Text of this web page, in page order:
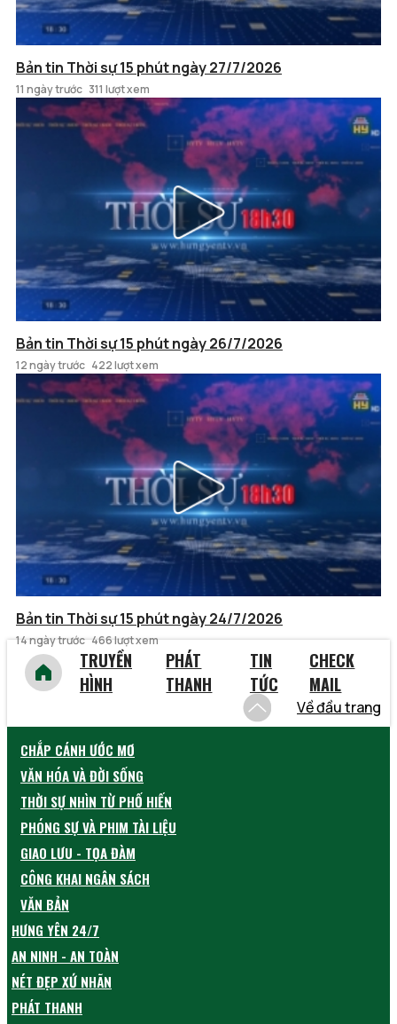
Bản tin Thời sự 15 phút ngày 27/7/2026
11 ngày trước 311 lượt xem
Bản tin Thời sự 15 phút ngày 26/7/2026
12 ngày trước 422 lượt xem
Bản tin Thời sự 15 phút ngày 24/7/2026
14 ngày trước 466 lượt xem
TRUYỀN
HÌNH
PHÁT
THANH
TIN
TỨC
CHECK
MAIL
Về đầu trang
CHẮP CÁNH ƯỚC MƠ
VĂN HÓA VÀ ĐỜI SỐNG
THỜI SỰ NHÌN TỪ PHỐ HIẾN
PHÓNG SỰ VÀ PHIM TÀI LIỆU
GIAO LƯU - TỌA ĐÀM
CÔNG KHAI NGÂN SÁCH
VĂN BẢN
HƯNG YÊN 24/7
AN NINH - AN TOÀN
NÉT ĐẸP XỨ NHÃN
PHÁT THANH